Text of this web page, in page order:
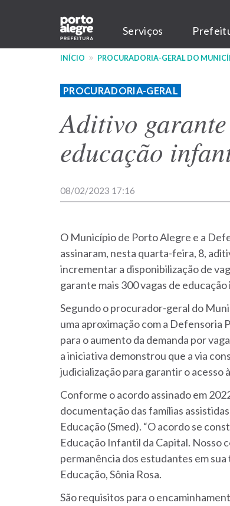
conteúdo
Main
navigation
Serviços
INÍCIO PROCURADORIA-GERAL DO
PROCURADORIA-GERAL
Aditivo
educação
08/02/2023 17:16
O Município de Porto Alegre e a
assinaram, nesta quarta-feira, 8,
incrementar a disponibilização de
garante mais 300 vagas de
Segundo o procurador-geral do
uma aproximação com a Defensoria
para o aumento da demanda por
a iniciativa demonstrou que a via
judicialização para garantir o acesso
Conforme o acordo assinado em
documentação das famílias
Educação (Smed). “O acordo se
Educação Infantil da Capital. Nosso
permanência dos estudantes em
Educação, Sônia Rosa.
São requisitos para o